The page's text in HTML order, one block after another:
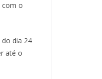
com o
dia 24
até o